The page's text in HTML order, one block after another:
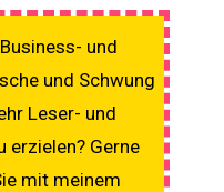
und
und Schwung
Leser- und
erzielen? Gerne
mit meinem